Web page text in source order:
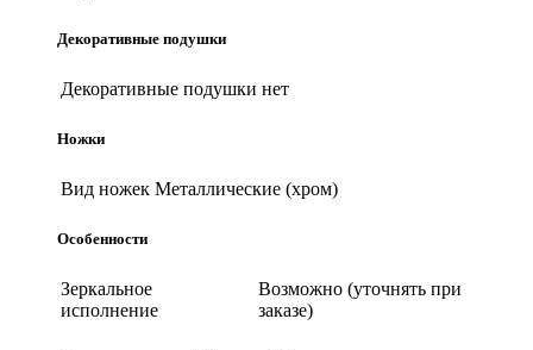
Декоративные подушки
Декоративные подушки нет
Ножки
Вид ножек Металлические (хром)
Особенности
Зеркальное
исполнение
Возможно (уточнять при
заказе)